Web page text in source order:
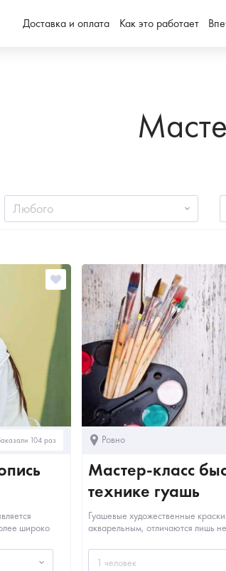
Доставка и оплата Как это работает
Любого
104 раз
широко
Ровно
Мастер-класс
технике гуашь
Гуашевые художественные
акварельным, отличаются лишь
1 человек